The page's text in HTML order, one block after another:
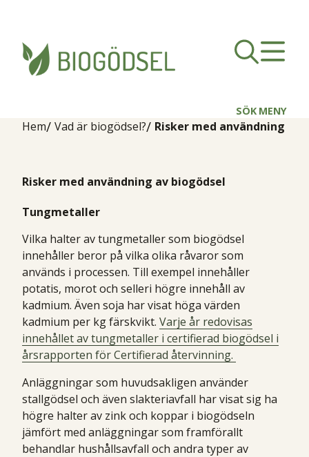
SÖK MENY
Hem Vad är biogödsel? Risker med användning
Risker med användning av biogödsel
Tungmetaller
Vilka halter av tungmetaller som biogödsel
innehåller beror på vilka olika råvaror som
används i processen. Till exempel innehåller
potatis, morot och selleri högre innehåll av
kadmium. Även soja har visat höga värden
kadmium per kg färskvikt. Varje år redovisas
innehållet av tungmetaller i certifierad biogödsel i
årsrapporten för Certifierad återvinning.
Anläggningar som huvudsakligen använder
stallgödsel och även slakteriavfall har visat sig ha
högre halter av zink och koppar i biogödseln
jämfört med anläggningar som framförallt
behandlar hushållsavfall och andra typer av